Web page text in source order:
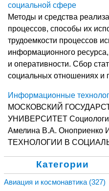
социальной сфере
Методы и средства
процессов, способы их
трудоемкости процессов
информационного
и оперативности. Сбор
социальных отношениях и
Информационные
МОСКОВСКИЙ
УНИВЕРСИТЕТ
Амелина В.А.
ТЕХНОЛОГИИ В
Категории
Авиация и космонавтика (327)